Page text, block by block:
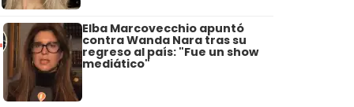
Elba Marcovecchio apuntó
contra Wanda Nara tras su
regreso al país: "Fue un show
mediático"